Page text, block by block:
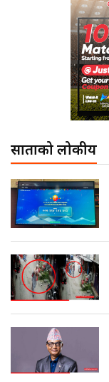
साताको लोकप्रीय